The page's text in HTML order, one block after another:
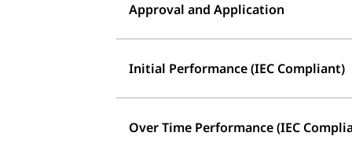
Approval and Application
Initial Performance (IEC Compliant)
Over Time Performance (IEC